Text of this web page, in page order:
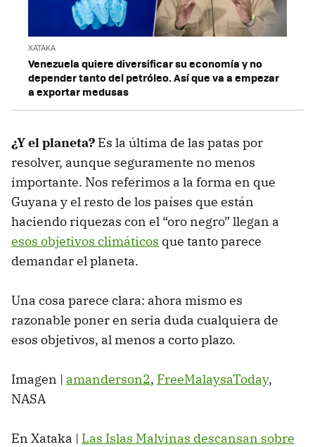
XATAKA
Venezuela quiere diversificar su economía y no
depender tanto del petróleo. Así que va a empezar
a exportar medusas
¿Y el planeta? Es la última de las patas por
resolver, aunque seguramente no menos
importante. Nos referimos a la forma en que
Guyana y el resto de los países que están
haciendo riquezas con el “oro negro” llegan a
esos objetivos climáticos que tanto parece
demandar el planeta.
Una cosa parece clara: ahora mismo es
razonable poner en seria duda cualquiera de
esos objetivos, al menos a corto plazo.
Imagen | amanderson2, FreeMalaysaToday,
NASA
En Xataka | Las Islas Malvinas descansan sobre